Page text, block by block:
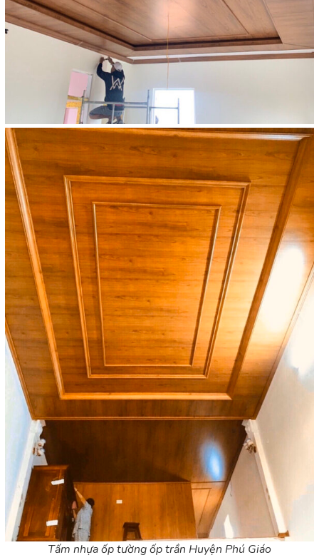
Tấm nhựa ốp tường ốp trần Huyện Phú Giáo